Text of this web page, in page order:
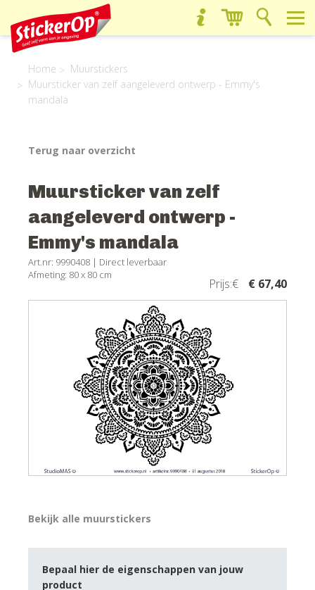
Home
Muurstickers
Muursticker van zelf aangeleverd ontwerp - Emmy's
mandala
Terug naar overzicht
Muursticker van zelf
aangeleverd ontwerp -
Emmy's mandala
Art.nr: 9990408 | Direct leverbaar
Afmeting: 80 x 80 cm
Prijs:€ € 67,40
Bekijk alle muurstickers
Bepaal hier de eigenschappen van jouw
product